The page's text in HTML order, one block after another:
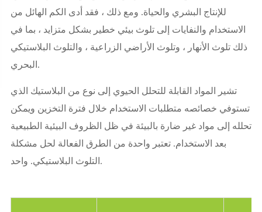
للإنتاج البشري والحياة. ومع ذلك ، فقد أدى الكم الهائل من
الاستخدام والنفايات إلى تلوث بيئي خطير بشكل متزايد ، بما في
ذلك تلوث الأنهار ، وتلوث الأراضي الزراعية ، والتلوث البلاستيكي
البحري.
تشير المواد القابلة للتحلل الحيوي إلى نوع من البلاستيك الذي
تستوفي خصائصه متطلبات الاستخدام خلال فترة التخزين ويمكن
تحلله إلى مواد غير ضارة بالبيئة في ظل الظروف البيئية الطبيعية
بعد الاستخدام. تعتبر واحدة من الطرق الفعالة لحل مشكلة
التلوث البلاستيكي. واحد.